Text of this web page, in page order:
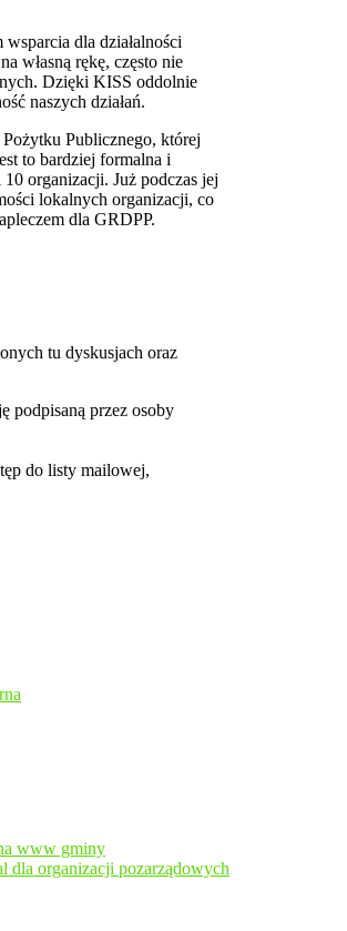
dla działalności
własną rękę, często nie
Dzięki KISS oddolnie
naszych działań.
Publicznego, której
to bardziej formalna i
organizacji. Już podczas jej
lokalnych organizacji, co
dla GRDPP.
tu dyskusjach oraz
podpisaną przez osoby
do listy mailowej,
www gminy
dla organizacji pozarządowych